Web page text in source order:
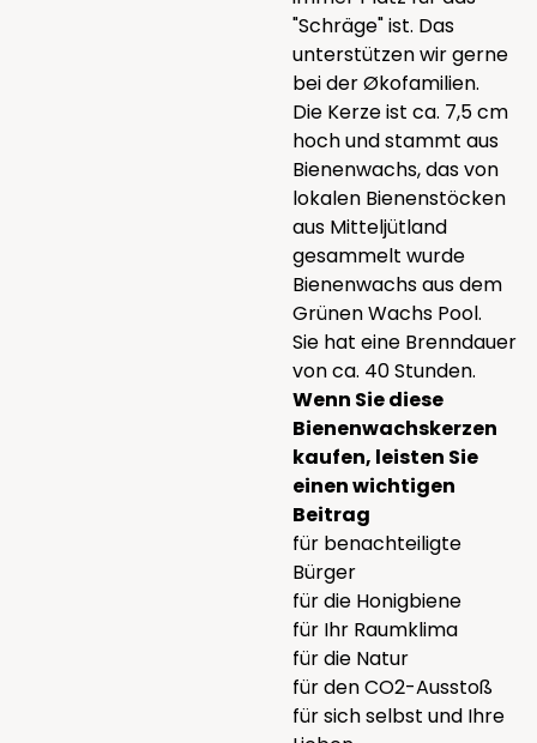
"Schräge" ist. Das
unterstützen wir gerne
bei der Økofamilien.
Die Kerze ist ca. 7,5 cm
hoch und stammt aus
Bienenwachs, das von
lokalen Bienenstöcken
aus Mitteljütland
gesammelt wurde
Bienenwachs aus dem
Grünen Wachs Pool.
Sie hat eine Brenndauer
von ca. 40 Stunden.
Wenn Sie diese
Bienenwachskerzen
kaufen, leisten Sie
einen wichtigen
Beitrag
für benachteiligte
Bürger
für die Honigbiene
für Ihr Raumklima
für die Natur
für den CO2-Ausstoß
für sich selbst und Ihre